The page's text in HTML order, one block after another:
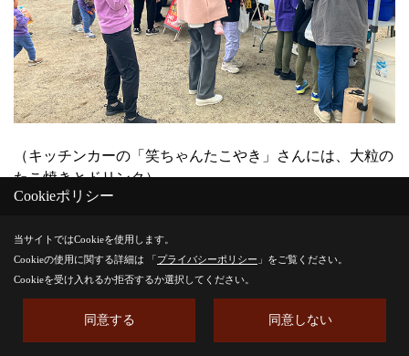
（キッチンカーの「笑ちゃんたこやき」さんには、大粒の
たこ焼きとドリンク）
Cookieポリシー
当サイトではCookieを使用します。
Cookieの使用に関する詳細は 「プライバシーポリシー 」をご覧ください。
Cookieを受け入れるか拒否するか選択してください。
同意する 同意しない